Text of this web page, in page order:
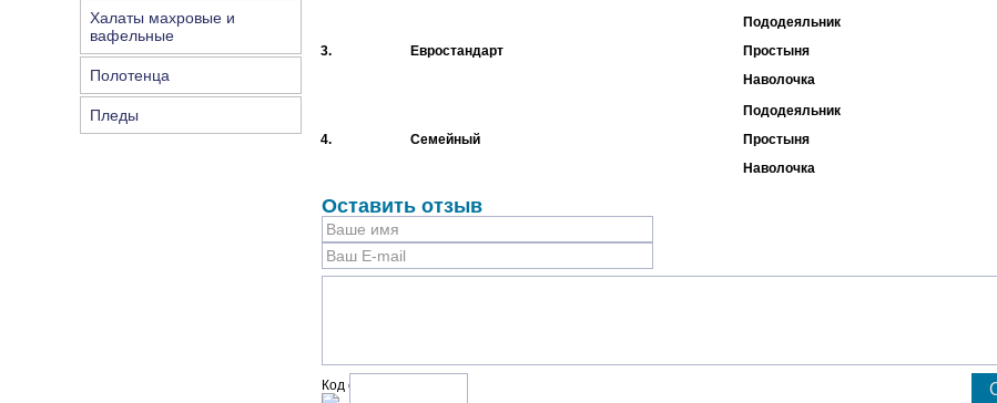
Халаты махровые и
вафельные
Полотенца
Пледы
3. Евростандарт
Пододеяльник
Простыня
Наволочка
4. Семейный
Пододеяльник
Простыня
Наволочка
Оставить отзыв
Код с рисунка: